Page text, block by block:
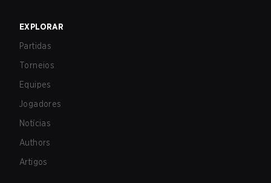
EXPLORAR
Partidas
Torneios
Equipes
Jogadores
Notícias
Authors
Artigos